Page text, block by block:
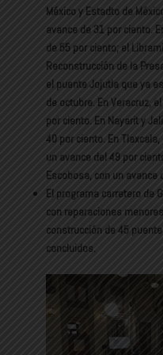
México y Estadto de
avance de 31 por ciento.
de 55 por ciento; el
Reconstrucción de la
el puente Jojutla que ya
de octubre. En Veracruz,
por ciento. En Nayarit y
40 por ciento. En
un avance del 49 por
Escobosa, con un avance
El programa carretero de
con reparaciones
construcción de 45
concluidos.